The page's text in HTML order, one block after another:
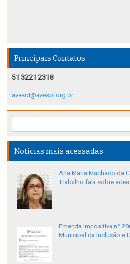
Principais Contatos
51 3221 2318
avesol@avesol.org.br
Notícias mais acessadas
Ana Maria Machado da
Trabalho fala sobre
Emenda Impositiva nº
Municipal da Inclusão e